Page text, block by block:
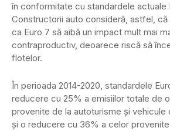
în conformitate cu standardele actuale
Constructorii auto consideră, astfel,
ca Euro 7 să aibă un impact mult mai
contraproductiv, deoarece riscă să
flotelor.
În perioada 2014-2020, standardele
reducere cu 25% a emisiilor totale de
provenite de la autoturisme și vehicule
și o reducere cu 36% a celor